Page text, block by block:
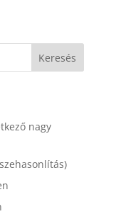
Keresés
nagy